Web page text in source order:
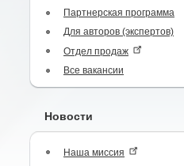
Партнерская программа
Для авторов (экспертов)
Отдел продаж
Все вакансии
Новости
Наша миссия